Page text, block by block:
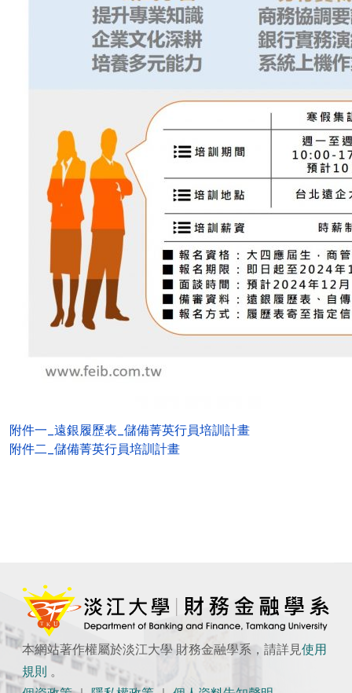
附件一_遠銀履歷表_儲備菁英行員培訓計畫
附件二_儲備菁英行員培訓計畫
本網站著作權屬於淡江大學 財務金融學系，請詳見使用
規則 。